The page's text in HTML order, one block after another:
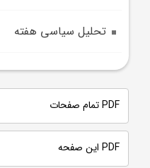
تحلیل سیاسی هفته
PDF تمام صفحات
PDF این صفحه